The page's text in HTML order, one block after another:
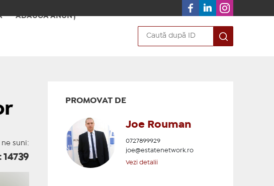
ADAUGĂ ANUNȚ
ne suni:
14739
PROMOVAT DE
Joe Rouman
0727899929
joe@estatenetwork.ro
Vezi detalii